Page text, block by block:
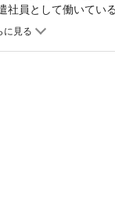
員として働いてい
直面している現実を